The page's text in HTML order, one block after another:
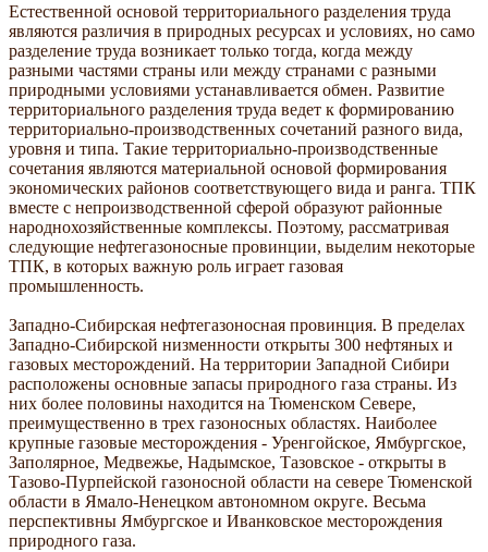
Естественной основой территориального разделения труда
являются различия в природных ресурсах и условиях, но само
разделение труда возникает только тогда, когда между
разными частями страны или между странами с разными
природными условиями устанавливается обмен. Развитие
территориального разделения труда ведет к формированию
территориально-производственных сочетаний разного вида,
уровня и типа. Такие территориально-производственные
сочетания являются материальной основой формирования
экономических районов соответствующего вида и ранга. ТПК
вместе с непроизводственной сферой образуют районные
народнохозяйственные комплексы. Поэтому, рассматривая
следующие нефтегазоносные провинции, выделим некоторые
ТПК, в которых важную роль играет газовая
промышленность.
Западно-Сибирская нефтегазоносная провинция. В пределах
Западно-Сибирской низменности открыты 300 нефтяных и
газовых месторождений. На территории Западной Сибири
расположены основные запасы природного газа страны. Из
них более половины находится на Тюменском Севере,
преимущественно в трех газоносных областях. Наиболее
крупные газовые месторождения - Уренгойское, Ямбургское,
Заполярное, Медвежье, Надымское, Тазовское - открыты в
Тазово-Пурпейской газоносной области на севере Тюменской
области в Ямало-Ненецком автономном округе. Весьма
перспективны Ямбургское и Иванковское месторождения
природного газа.